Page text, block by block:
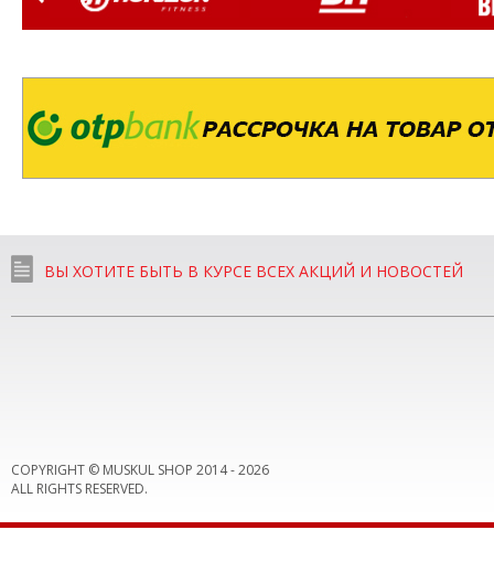
ВЫ ХОТИТЕ БЫТЬ В КУРСЕ ВСЕХ АКЦИЙ И НОВОСТЕЙ
COPYRIGHT © MUSKUL SHOP 2014 -2026
ALL RIGHTS RESERVED.